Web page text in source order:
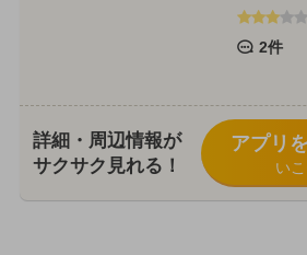
2件
詳細・周辺情報が
サクサク見れる！
アプリ
い